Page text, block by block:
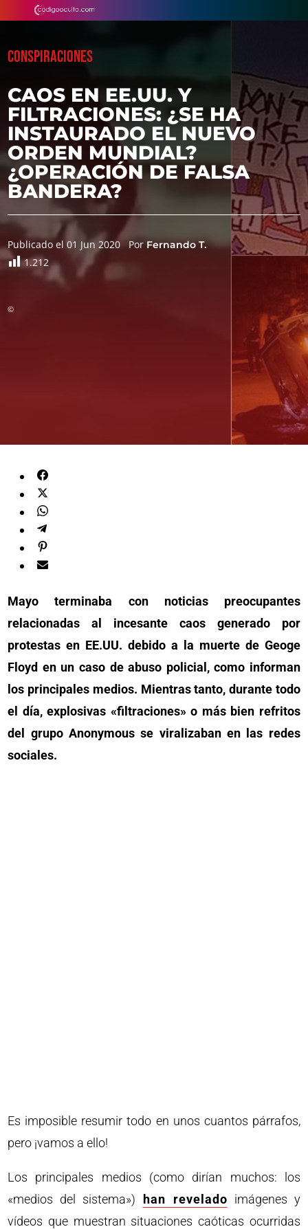
CONSPIRACIONES
CAOS EN EE.UU. Y
FILTRACIONES: ¿SE HA
INSTAURADO EL NUEVO
ORDEN MUNDIAL?
¿OPERACIÓN DE FALSA
BANDERA?
Publicado el 01 Jun 2020 PorFernando T.
1.212
©
Mayo terminaba con noticias preocupantes
relacionadas al incesante caos generado por
protestas en EE.UU. debido a la muerte de Geoge
Floyd en un caso de abuso policial, como informan
los principales medios. Mientras tanto, durante todo
el día, explosivas «filtraciones» o más bien refritos
del grupo Anonymous se viralizaban en las redes
sociales.
Es imposible resumir todo en unos cuantos párrafos,
pero ¡vamos a ello!
Los principales medios (como dirían muchos: los
«medios del sistema»)
han revelado imágenes y
vídeos que muestran situaciones caóticas ocurridas